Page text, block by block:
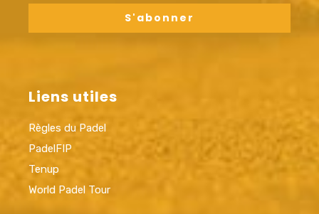
Liens utiles
Règles du Padel
PadelFIP
Tenup
World Padel Tour